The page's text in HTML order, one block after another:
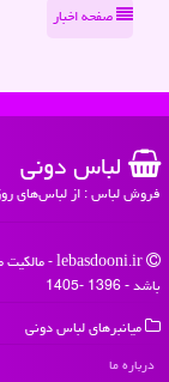
صفحه اخبار
لباس دونی
فروش لباس : از لباس‌های
باشد - 1396 -1405
میانبرهای لباس دونی
درباره ما